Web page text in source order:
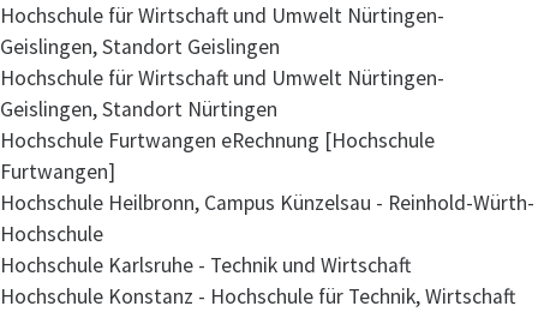
Hochschule für Wirtschaft und Umwelt Nürtingen-
Geislingen, Standort Geislingen
Hochschule für Wirtschaft und Umwelt Nürtingen-
Geislingen, Standort Nürtingen
Hochschule Furtwangen eRechnung [Hochschule
Furtwangen]
Hochschule Heilbronn, Campus Künzelsau - Reinhold-Würth-
Hochschule
Hochschule Karlsruhe - Technik und Wirtschaft
Hochschule Konstanz - Hochschule für Technik, Wirtschaft